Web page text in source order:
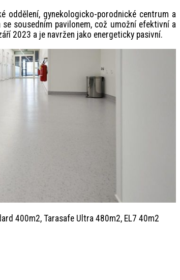
oddělení, gynekologicko-porodnické centrum a
sousedním pavilonem, což umožní efektivní a
2023 a je navržen jako energeticky pasivní.
400m2, Tarasafe Ultra 480m2, EL7 40m2